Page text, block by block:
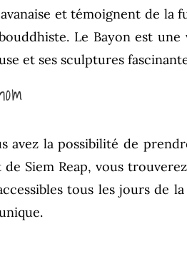
et témoignent de
Le Bayon est
et ses sculptures
avez la possibilité de
Siem Reap, vous
tous les jours de